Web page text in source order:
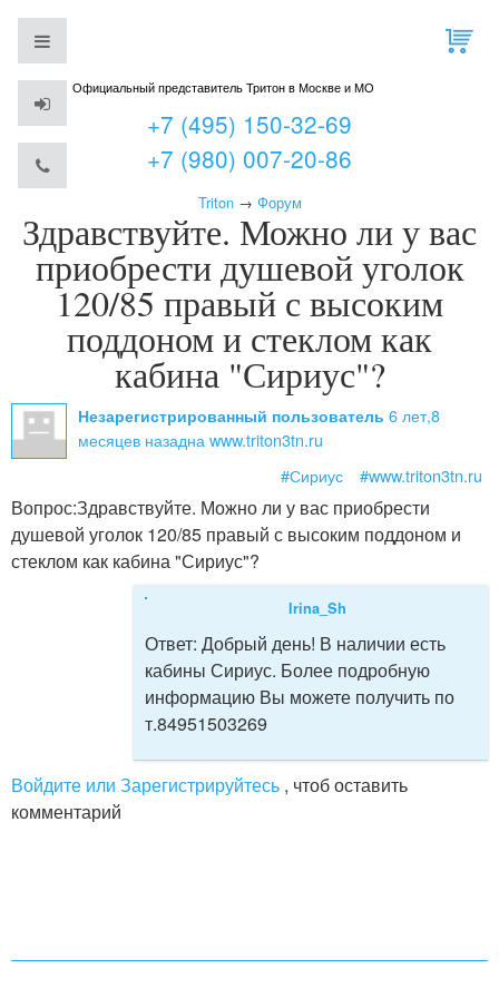
Официальный представитель Тритон в Москве и МО
+7 (495) 150-32-69
+7 (980) 007-20-86
Triton→ Форум
Здравствуйте. Можно ли у вас
приобрести душевой уголок
120/85 правый с высоким
поддоном и стеклом как
кабина "Сириус"?
Незарегистрированный пользователь 6 лет,8
месяцев назадна www.triton3tn.ru
#Сириус
#www.triton3tn.ru
Вопрос:Здравствуйте. Можно ли у вас приобрести
душевой уголок 120/85 правый с высоким поддоном и
стеклом как кабина "Сириус"?
Irina_Sh
Ответ: Добрый день! В наличии есть
кабины Сириус. Более подробную
информацию Вы можете получить по
т.84951503269
Войдите или Зарегистрируйтесь , чтоб оставить
комментарий